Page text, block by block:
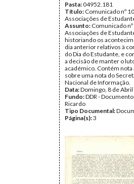
Pasta:04952.181
Título: Comunicado nº
Associações de
Assunto: Comunicado
Associações de
historiando os
dia anterior relativos à
do Dia do Estudante, e
a decisão de manter o
académico. Contém nota
sobre uma nota do
Nacional de Informação.
Data:Domingo, 8 de
Fundo:DDR -
Ricardo
Tipo Documental:
Página(s):3